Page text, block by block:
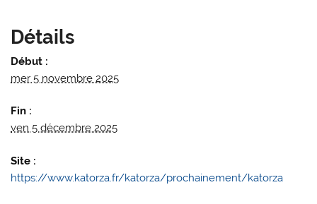
Détails
Début :
mer 5 novembre 2025
Fin :
ven 5 décembre 2025
Site :
https://www.katorza.fr/katorza/prochainement/katorza